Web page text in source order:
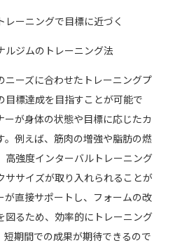
ーニングで目標に近づく
ルジムのトレーニング法
ニーズに合わせたトレーニングプ
目標達成を目指すことが可能で
が身体の状態や目標に応じたカ
。例えば、筋肉の増強や脂肪の燃
高強度インターバルトレーニング
ササイズが取り入れられることが
が直接サポートし、フォームの改
図るため、効率的にトレーニング
期間での成果が期待できるので